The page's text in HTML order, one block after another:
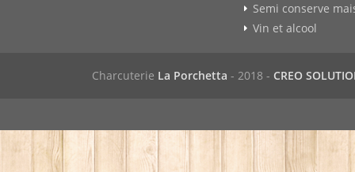
Semi conserve
Vin et alcool
Charcuterie La Porchetta - 2018 - CREO